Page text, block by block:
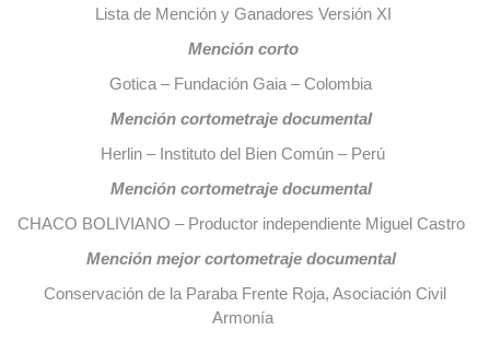
Lista de Mención y Ganadores Versión XI
Mención corto
Gotica – Fundación Gaia – Colombia
Mención cortometraje documental
Herlin – Instituto del Bien Común – Perú
Mención cortometraje documental
CHACO BOLIVIANO – Productor independiente Miguel Castro
Mención mejor cortometraje documental
Conservación de la Paraba Frente Roja, Asociación Civil
Armonía